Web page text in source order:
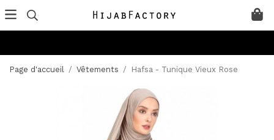
Page d'accueil / Vêtements / Hafsa - Tunique Vieux Rose